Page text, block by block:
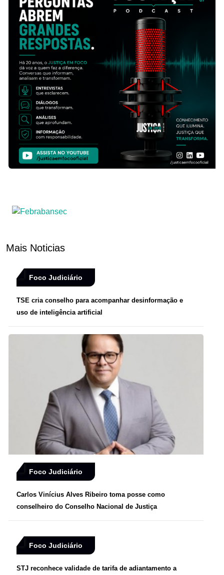
Mais Noticias
Foco Judiciário
TSE cria conselho para acompanhar desinformação e
uso de inteligência artificial
Foco Judiciário
Carlos Vinícius Alves Ribeiro toma posse como
conselheiro do Conselho Nacional de Justiça
Foco Judiciário
STJ reconhece validade de tarifa de adiantamento a